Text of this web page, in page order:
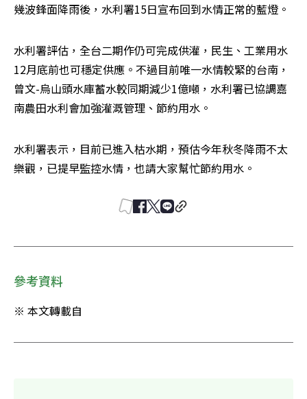
幾波鋒面降雨後，水利署15日宣布回到水情正常的藍燈。
水利署評估，全台二期作仍可完成供灌，民生、工業用水
12月底前也可穩定供應。不過目前唯一水情較緊的台南，
曾文-烏山頭水庫蓄水較同期減少1億噸，水利署已協調嘉
南農田水利會加強灌溉管理、節約用水。
水利署表示，目前已進入枯水期，預估今年秋冬降雨不太
樂觀，已提早監控水情，也請大家幫忙節約用水。
參考資料
※ 本文轉載自